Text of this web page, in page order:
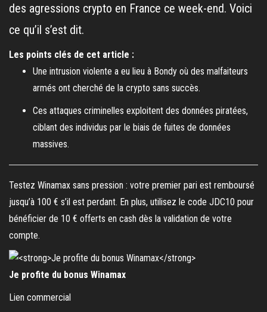
des agressions crypto en France ce week-end. Voici
ce qu’il s’est dit.
Les points clés de cet article :
Une intrusion violente a eu lieu à Bondy où des malfaiteurs
armés ont cherché de la crypto sans succès.
Ces attaques criminelles exploitent des données piratées,
ciblant des individus par le biais de fuites de données
massives.
Testez Winamax sans pression : votre premier pari est remboursé
jusqu’à 100 € s’il est perdant. En plus, utilisez le code JDC10 pour
bénéficier de 10 € offerts en cash dès la validation de votre
compte.
Je profite du bonus Winamax
Lien commercial